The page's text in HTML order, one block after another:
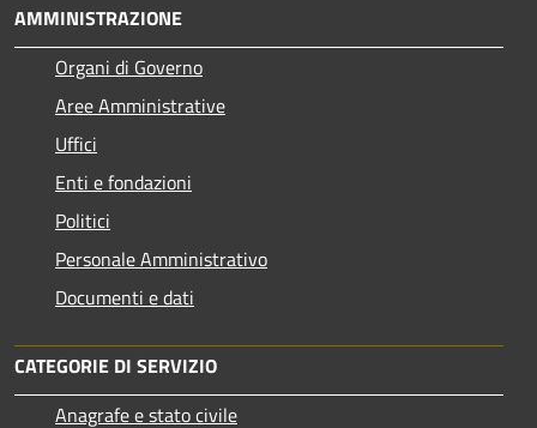
AMMINISTRAZIONE
Organi di Governo
Aree Amministrative
Uffici
Enti e fondazioni
Politici
Personale Amministrativo
Documenti e dati
CATEGORIE DI SERVIZIO
Anagrafe e stato civile